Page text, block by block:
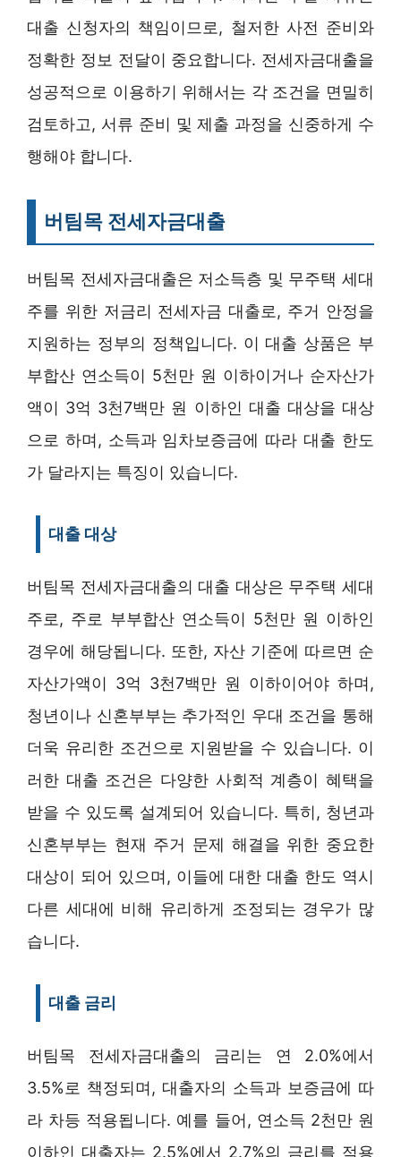
대출 신청자의 책임이므로, 철저한 사전 준비와
정확한 정보 전달이 중요합니다. 전세자금대출을
성공적으로 이용하기 위해서는 각 조건을 면밀히
검토하고, 서류 준비 및 제출 과정을 신중하게 수
행해야 합니다.
버팀목 전세자금대출
버팀목 전세자금대출은 저소득층 및 무주택 세대
주를 위한 저금리 전세자금 대출로, 주거 안정을
지원하는 정부의 정책입니다. 이 대출 상품은 부
부합산 연소득이 5천만 원 이하이거나 순자산가
액이 3억 3천7백만 원 이하인 대출 대상을 대상
으로 하며, 소득과 임차보증금에 따라 대출 한도
가 달라지는 특징이 있습니다.
대출 대상
버팀목 전세자금대출의 대출 대상은 무주택 세대
주로, 주로 부부합산 연소득이 5천만 원 이하인
경우에 해당됩니다. 또한, 자산 기준에 따르면 순
자산가액이 3억 3천7백만 원 이하이어야 하며,
청년이나 신혼부부는 추가적인 우대 조건을 통해
더욱 유리한 조건으로 지원받을 수 있습니다. 이
러한 대출 조건은 다양한 사회적 계층이 혜택을
받을 수 있도록 설계되어 있습니다. 특히, 청년과
신혼부부는 현재 주거 문제 해결을 위한 중요한
대상이 되어 있으며, 이들에 대한 대출 한도 역시
다른 세대에 비해 유리하게 조정되는 경우가 많
습니다.
대출 금리
버팀목 전세자금대출의 금리는 연 2.0%에서
3.5%로 책정되며, 대출자의 소득과 보증금에 따
라 차등 적용됩니다. 예를 들어, 연소득 2천만 원
이하인 대출자는 2.5%에서 2.7%의 금리를 적용